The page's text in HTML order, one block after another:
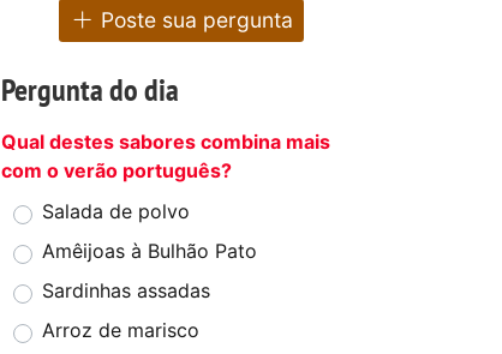
Poste sua pergunta
Pergunta do dia
Qual destes sabores combina mais
com o verão português?
Salada de polvo
Amêijoas à Bulhão Pato
Sardinhas assadas
Arroz de marisco